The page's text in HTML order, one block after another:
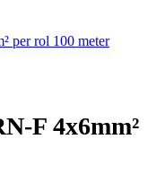
per rol 100 meter
F 4x6mm²